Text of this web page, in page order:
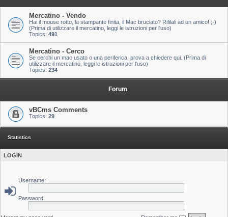
Mercatino - Vendo
Hai il mouse rotto, la stampante finita, il Mac bruciato? Rifilali ad un amico! ;-)
(Prima di utilizzare il mercatino, leggi le istruzioni per l'uso)
Topics: 491
Mercatino - Cerco
Se cerchi un mac usato o una periferica, prova a chiedere qui. (Prima di
utilizzare il mercatino, leggi le istruzioni per l'uso)
Topics: 234
Forum
vBCms Comments
Topics: 29
Statistics
LOGIN
Username:
Password: